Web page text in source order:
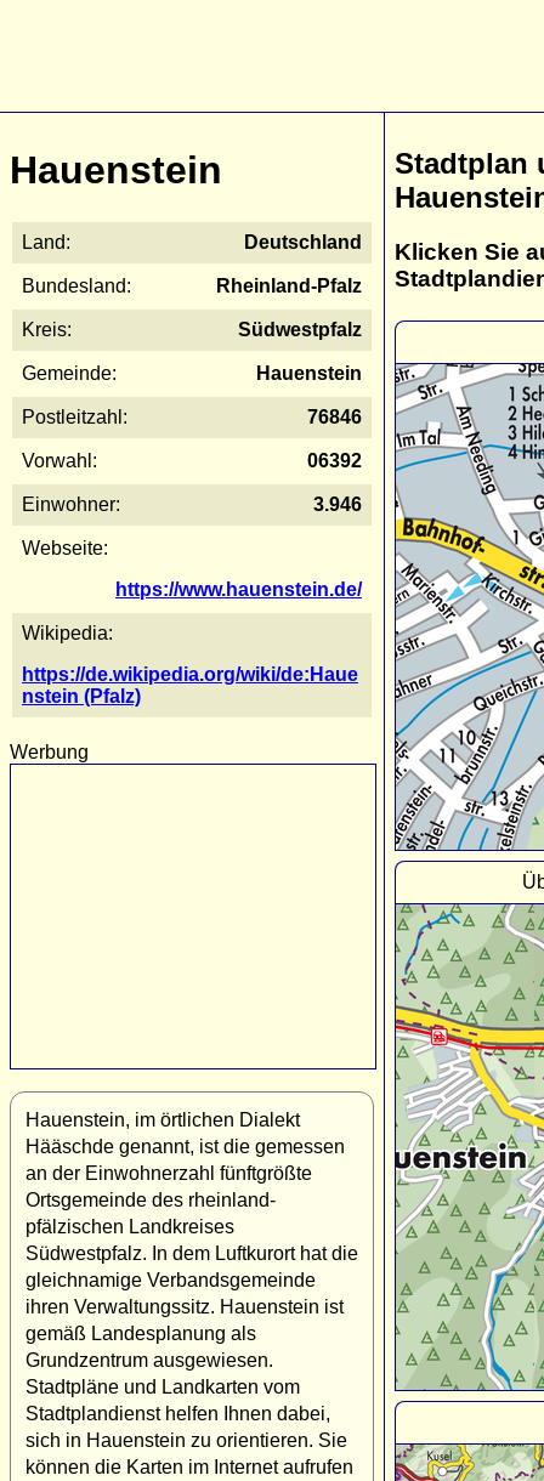
Hauenstein
Land: Deutschland
Bundesland: Rheinland-Pfalz
Kreis: Südwestpfalz
Gemeinde: Hauenstein
Postleitzahl: 76846
Vorwahl: 06392
Einwohner: 3.946
Webseite:
https://www.hauenstein.de/
Wikipedia:
https://de.wikipedia.org/wiki/de:Haue
nstein (Pfalz)
Werbung
Hauenstein, im örtlichen Dialekt
Hääschde genannt, ist die gemessen
an der Einwohnerzahl fünftgrößte
Ortsgemeinde des rheinland-
pfälzischen Landkreises
Südwestpfalz. In dem Luftkurort hat die
gleichnamige Verbandsgemeinde
ihren Verwaltungssitz. Hauenstein ist
gemäß Landesplanung als
Grundzentrum ausgewiesen.
Stadtpläne und Landkarten vom
Stadtplandienst helfen Ihnen dabei,
sich in Hauenstein zu orientieren. Sie
können die Karten im Internet aufrufen
Stadtplan
Klicken Sie